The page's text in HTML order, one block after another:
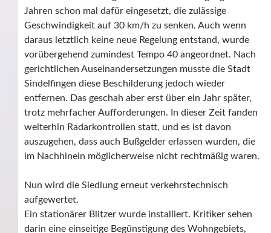
Jahren schon mal dafür eingesetzt, die zulässige
Geschwindigkeit auf 30 km/h zu senken. Auch wenn
daraus letztlich keine neue Regelung entstand, wurde
vorübergehend zumindest Tempo 40 angeordnet. Nach
gerichtlichen Auseinandersetzungen musste die Stadt
Sindelfingen diese Beschilderung jedoch wieder
entfernen. Das geschah aber erst über ein Jahr später,
trotz mehrfacher Aufforderungen. In dieser Zeit fanden
weiterhin Radarkontrollen statt, und es ist davon
auszugehen, dass auch Bußgelder erlassen wurden, die
im Nachhinein möglicherweise nicht rechtmäßig waren.
Nun wird die Siedlung erneut verkehrstechnisch
aufgewertet.
Ein stationärer Blitzer wurde installiert. Kritiker sehen
darin eine einseitige Begünstigung des Wohngebiets,